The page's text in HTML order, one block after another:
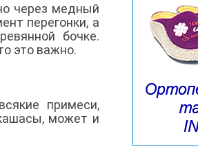
через медный
перегонки, а
бочке.
это важно.
примеси,
может и